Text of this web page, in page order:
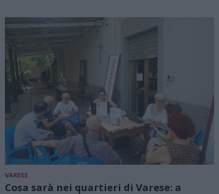
VARESE
Cosa sarà nei quartieri di Varese: a